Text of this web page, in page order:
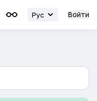
Рус Войти